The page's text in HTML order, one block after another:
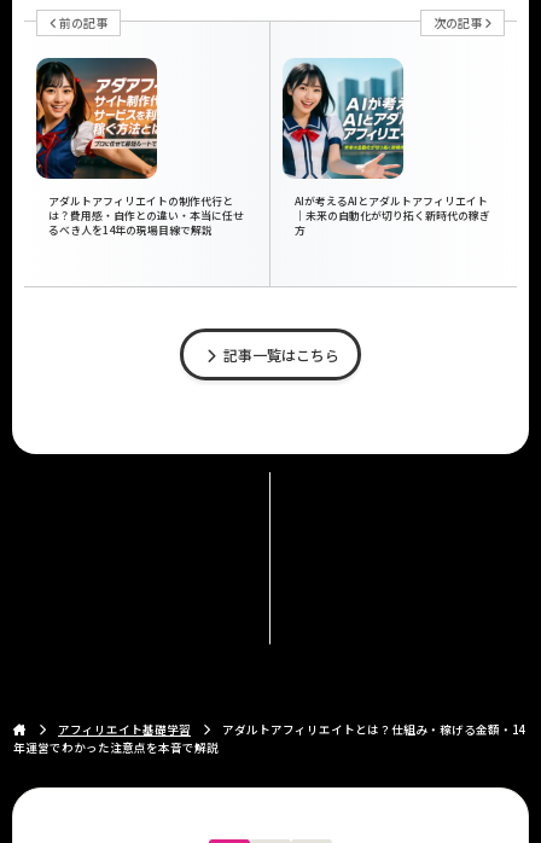
前の記事
アダルトアフィリエイトの制作代行と
は？費用感・自作との違い・本当に任せ
るべき人を14年の現場目線で解説
次の記事
AIが考えるAIとアダルトアフィリエイト
｜未来の自動化が切り拓く新時代の稼ぎ
方
記事一覧はこちら
アフィリエイト基礎学習
アダルトアフィリエイトとは？仕組み・稼げる金額・14
年運営でわかった注意点を本音で解説